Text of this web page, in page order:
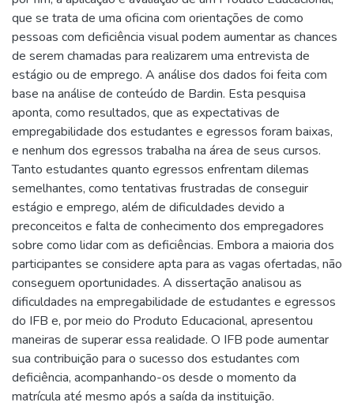
que se trata de uma oficina com orientações de como
pessoas com deficiência visual podem aumentar as chances
de serem chamadas para realizarem uma entrevista de
estágio ou de emprego. A análise dos dados foi feita com
base na análise de conteúdo de Bardin. Esta pesquisa
aponta, como resultados, que as expectativas de
empregabilidade dos estudantes e egressos foram baixas,
e nenhum dos egressos trabalha na área de seus cursos.
Tanto estudantes quanto egressos enfrentam dilemas
semelhantes, como tentativas frustradas de conseguir
estágio e emprego, além de dificuldades devido a
preconceitos e falta de conhecimento dos empregadores
sobre como lidar com as deficiências. Embora a maioria dos
participantes se considere apta para as vagas ofertadas, não
conseguem oportunidades. A dissertação analisou as
dificuldades na empregabilidade de estudantes e egressos
do IFB e, por meio do Produto Educacional, apresentou
maneiras de superar essa realidade. O IFB pode aumentar
sua contribuição para o sucesso dos estudantes com
deficiência, acompanhando-os desde o momento da
matrícula até mesmo após a saída da instituição.